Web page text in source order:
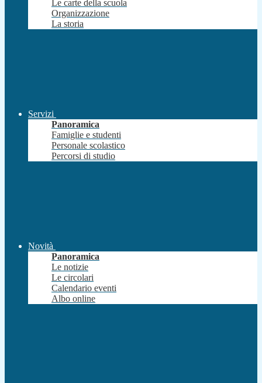
Le carte della scuola
Organizzazione
La storia
Servizi
Panoramica
Famiglie e studenti
Personale scolastico
Percorsi di studio
Novità
Panoramica
Le notizie
Le circolari
Calendario eventi
Albo online